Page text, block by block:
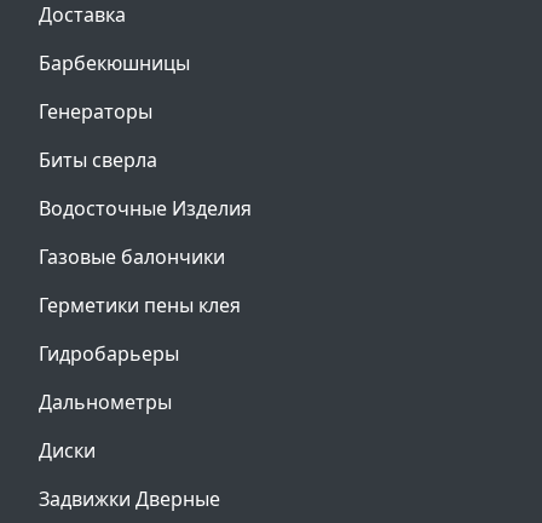
Доставка
Барбекюшницы
Генераторы
Биты сверла
Водосточные Изделия
Газовые балончики
Герметики пены клея
Гидробарьеры
Дальнометры
Диски
Задвижки Дверные